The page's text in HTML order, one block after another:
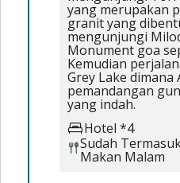
yang merupakan
granit yang
mengunjungi
Monument goa
Kemudian
Grey Lake
pemandangan
yang indah.
Hotel *4
Sudah
Makan Malam